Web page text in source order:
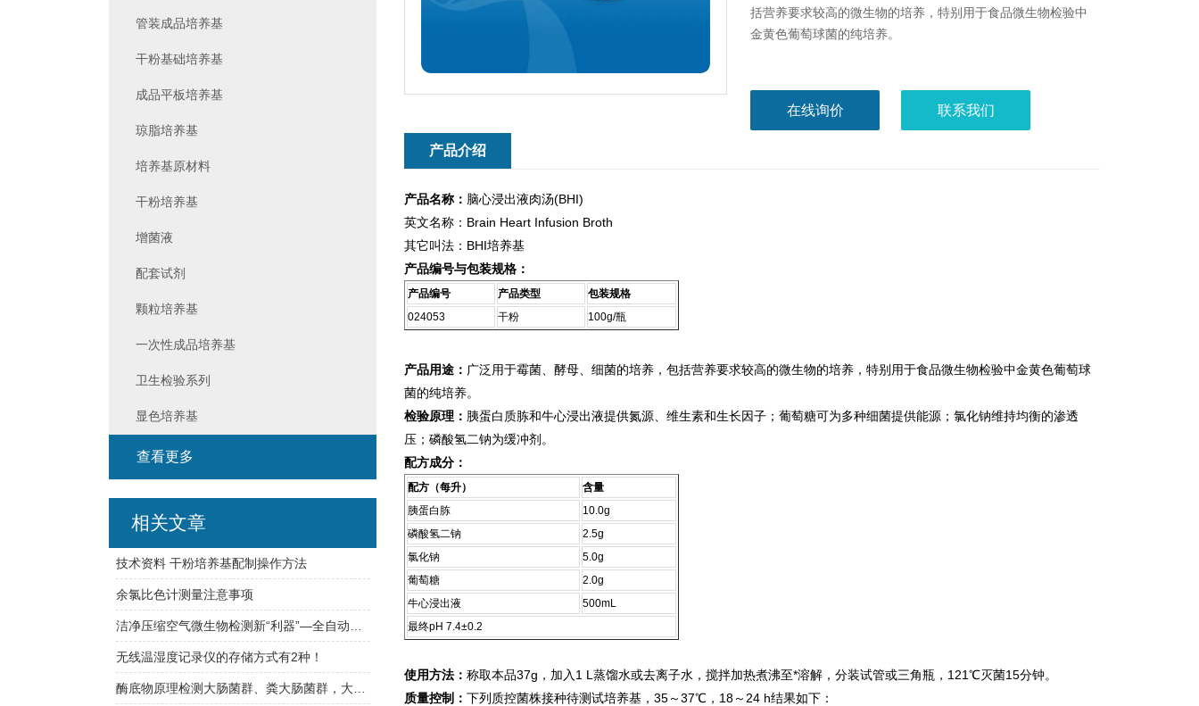
括营养要求较高的微生物的培养，特别用于食品微生物检验中
金黄色葡萄球菌的纯培养。
在线询价 联系我们
产品介绍
产品名称： 脑心浸出液肉汤(BHI)
英文名称：Brain Heart Infusion Broth
其它叫法：BHI培养基
产品编号与包装规格：
产品编号 产品类型
包装规格
024053
干粉 100g/瓶
产品用途： 广泛用于霉菌、酵母、细菌的培养，包括营养要求较高的微生物的培养，特别用于食品微生物检验中金黄色葡萄球
菌的纯培养。
检验原理： 胰蛋白质胨和牛心浸出液提供氮源、维生素和生长因子；葡萄糖可为多种细菌提供能源；氯化钠维持均衡的渗透
压；磷酸氢二钠为缓冲剂。
配方成分：
配方（每升）
含量
胰蛋白胨
10.0g
磷酸氢二钠
2.5g
氯化钠
5.0g
葡萄糖
2.0g
牛心浸出液
500mL
最终pH 7.4±0.2
使用方法： 称取本品37g，加入1 L蒸馏水或去离子水，搅拌加热煮沸至*溶解，分装试管或三角瓶，121℃灭菌15分钟。
质量控制： 下列质控菌株接种待测试培养基，35～37℃，18～24 h结果如下：
管装成品培养基
干粉基础培养基
成品平板培养基
琼脂培养基
培养基原材料
干粉培养基
增菌液
配套试剂
颗粒培养基
一次性成品培养基
卫生检验系列
显色培养基
查看更多
相关文章
技术资料 干粉培养基配制操作方法
余氯比色计测量注意事项
无线温湿度记录仪的存储方式有2种！
酶底物原理检测大肠菌群、粪大肠菌群，大肠埃希氏简介